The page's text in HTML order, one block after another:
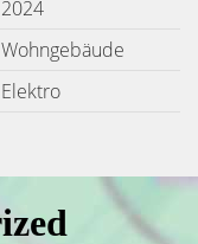
2024
Wohngebäude
Elektro